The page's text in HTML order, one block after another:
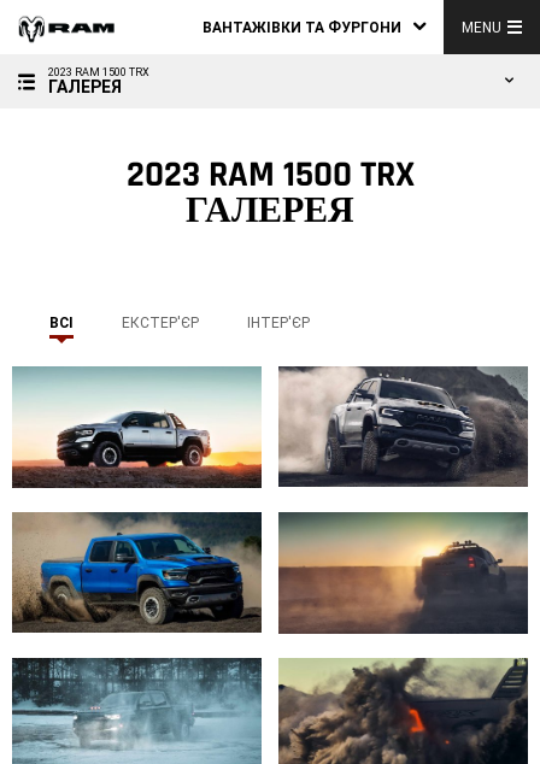
ВАНТАЖІВКИ ТА ФУРГОНИ MENU
2023 RAM 1500 TRX
ГАЛЕРЕЯ
2023 RAM 1500 TRX
ГАЛЕРЕЯ
ВСІ ЕКСТЕР'ЄР ІНТЕР'ЄР